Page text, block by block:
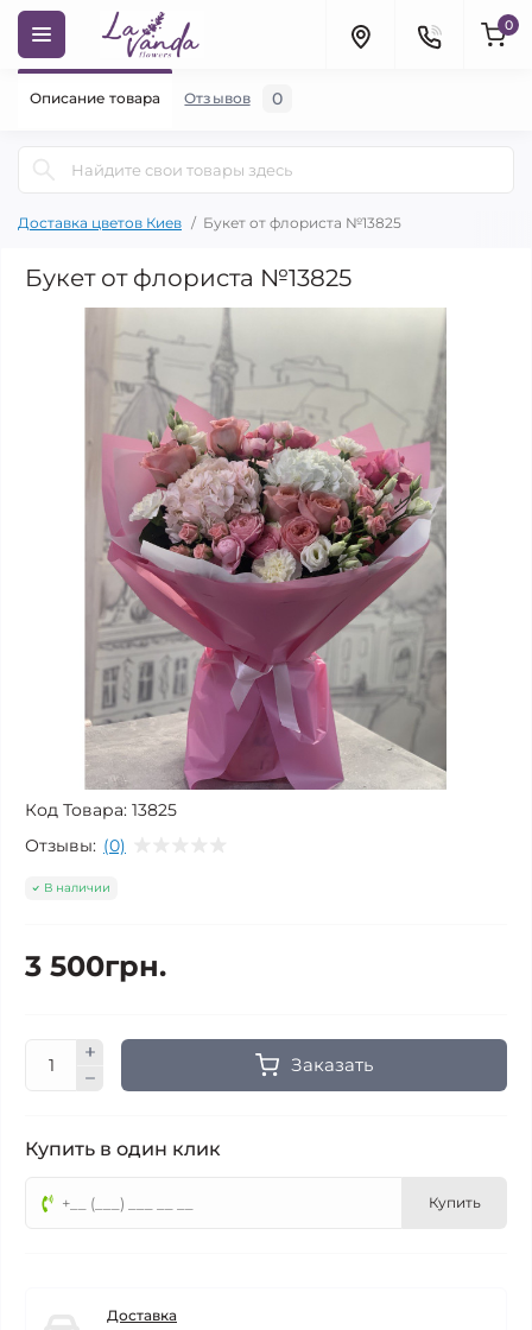
0
Доставка цветов Киев Букет от флориста №13825
Букет от флориста №13825
Код Товара: 13825
Отзывы: (0)
В наличии
3 500грн.
Заказать
Купить в один клик
Купить
Доставка
Описание товара Отзывов 0